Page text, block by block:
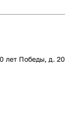
лет Победы, д. 20